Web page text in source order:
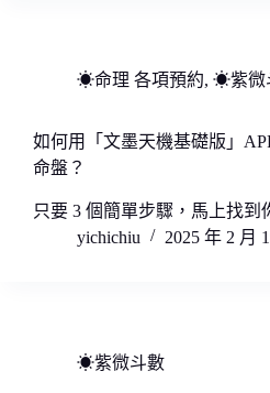
☀命理 各項預約, ☀紫微
如何用「文墨天機基礎版」
命盤？
只要 3 個簡單步驟，馬上找
yichichiu
2025 年 2 月
☀紫微斗數